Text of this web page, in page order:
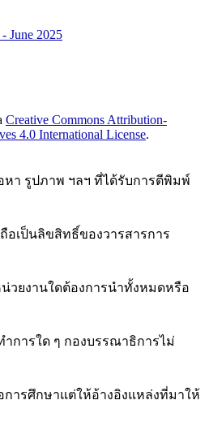
June 2025
Creative Commons Attribution-
4.0 International License.
รูปภาพ ฯลฯ ที่ได้รับการตีพิมพ์
อเป็นลิขสิทธิ์ของวารสารการ
วยงานใดต้องการนำทั้งหมดหรือ
ำการใด ๆ กองบรรณาธิการไม่
ารศึกษาแต่ให้อ้างอิงแหล่งที่มาให้